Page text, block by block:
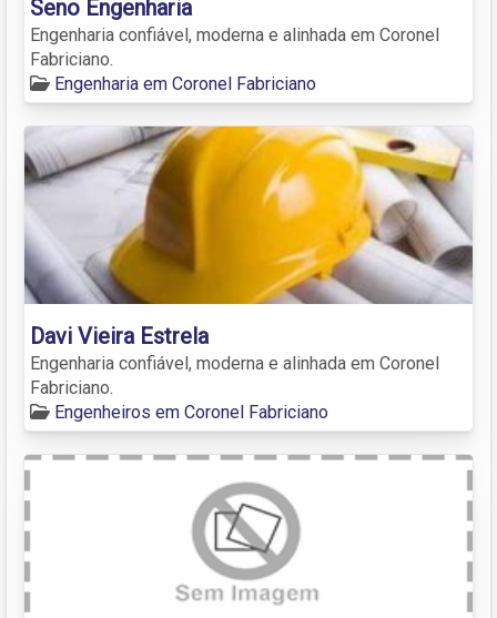
Seno Engenharia
Engenharia confiável, moderna e alinhada em Coronel
Fabriciano.
Engenharia em Coronel Fabriciano
Davi Vieira Estrela
Engenharia confiável, moderna e alinhada em Coronel
Fabriciano.
Engenheiros em Coronel Fabriciano